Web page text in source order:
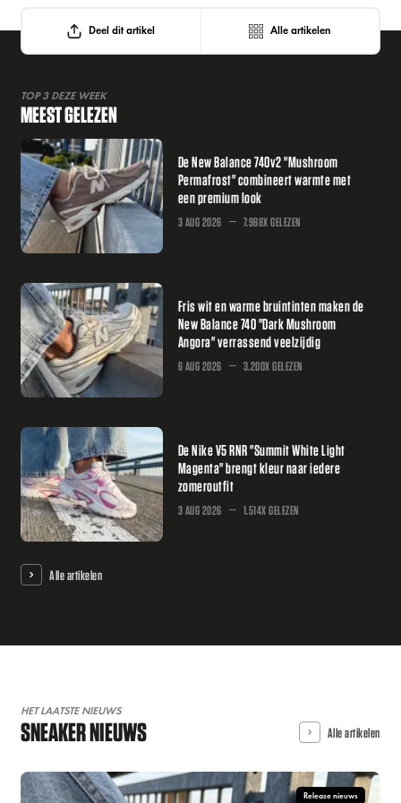
Deel dit artikel Alle artikelen
TOP 3 DEZE WEEK
MEEST GELEZEN
De New Balance 740v2 "Mushroom
Permafrost" combineert warmte met
een premium look
3 AUG 2026 7.988X GELEZEN
Fris wit en warme bruintinten maken de
New Balance 740 "Dark Mushroom
Angora" verrassend veelzijdig
6 AUG 2026 3.200X GELEZEN
De Nike V5 RNR "Summit White Light
Magenta" brengt kleur naar iedere
zomeroutfit
3 AUG 2026 1.514X GELEZEN
Alle artikelen
HET LAATSTE NIEUWS
SNEAKER NIEUWS Alle artikelen
Release nieuws